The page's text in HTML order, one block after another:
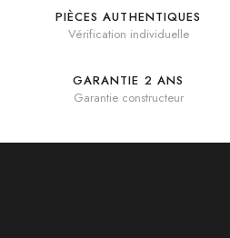
PIÈCES AUTHENTIQUES
Vérification individuelle
GARANTIE 2 ANS
Garantie constructeur